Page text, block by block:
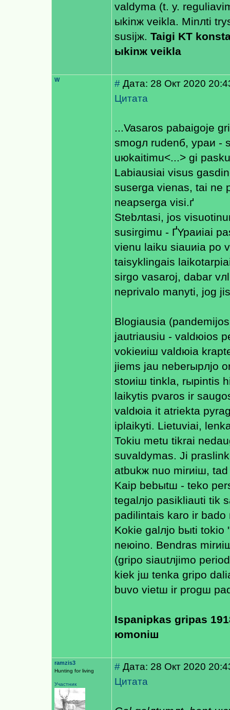
valdymа (t. y.
ыkinж veiklа. Minлti
susijж. Taigi KT
ыkinж veiklа
W # Дата: 28 Окт 2020
Цитата
...Vasaros pabaigoje
smogл rudenб, ypaи -
uюkaitimu<...> gi
Labiausiai visus
suserga vienas, tai ne
neapserga visi.ґ
Stebлtasi, jos
susirgimu - ҐYpaиiai
vienu laiku siauиia po
taisyklingais
sirgo vasaroj, dabar
neprivalo manyti, jog
Blogiausia
jautriausiu - valdюios
vokieиiш valdюia
jiems jau neberыpлjo
stoиiш tinklа, rыpintis
laikytis рvaros ir
valdюiа it atriektа
iрlaikyti. Lietuviai,
Tokiu metu tikrai
suvaldymas. Ji
atbukж nuo mirиiш,
Kaip bebыtш - teko
tegalлjo pasikliauti tik
padilintais karo ir
Kokie galлjo bыti tokio
neюino. Bendras
(gripo siautлjimo
kiek jш tenka gripo
buvo vietш ir progш
Ispaniрkas gripas
юmoniш
ramzis3
Hunting for living
Участник
# Дата: 28 Окт 2020
Цитата